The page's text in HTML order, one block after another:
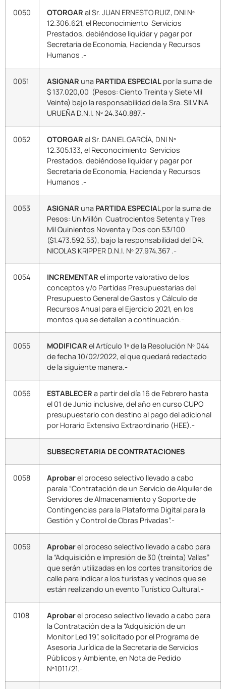
0050 OTORGAR al Sr. JUAN ERNESTO RUIZ, DNI Nº
12.306.621, el Reconocimiento Servicios
Prestados, debiéndose liquidar y pagar por
Secretaría de Economía, Hacienda y Recursos
Humanos .-
0051 ASIGNAR una PARTIDA ESPECIAL por la suma de
$ 137.020,00 (Pesos: Ciento Treinta y Siete Mil
Veinte) bajo la responsabilidad de la Sra. SILVINA
URUEÑA D.N.I. Nº 24.340.887.-
0052 OTORGAR al Sr. DANIEL GARCÍA, DNI Nº
12.305.133, el Reconocimiento Servicios
Prestados, debiéndose liquidar y pagar por
Secretaría de Economía, Hacienda y Recursos
Humanos .-
0053 ASIGNAR una PARTIDA ESPECIAL por la suma de
Pesos: Un Millón Cuatrocientos Setenta y Tres
Mil Quinientos Noventa y Dos con 53/100
($1.473.592,53), bajo la responsabilidad del DR.
NICOLAS KRIPPER D.N.I. Nº 27.974.367 .-
0054 INCREMENTAR el importe valorativo de los
conceptos y/o Partidas Presupuestarias del
Presupuesto General de Gastos y Cálculo de
Recursos Anual para el Ejercicio 2021, en los
montos que se detallan a continuación.-
0055 MODIFICAR el Artículo 1º de la Resolución Nº 044
de fecha 10/02/2022, el que quedará redactado
de la siguiente manera.-
0056 ESTABLECER a partir del día 16 de Febrero hasta
el 01 de Junio inclusive, del año en curso CUPO
presupuestario con destino al pago del adicional
por Horario Extensivo Extraordinario (HEE).-
SUBSECRETARIA DE CONTRATACIONES
0058 Aprobarel proceso selectivo llevado a cabo
parala “Contratación de un Servicio de Alquiler de
Servidores de Almacenamiento y Soporte de
Contingencias para la Plataforma Digital para la
Gestión y Control de Obras Privadas”.-
0059 Aprobarel proceso selectivo llevado a cabo para
la “Adquisición e Impresión de 30 (treinta) Vallas”
que serán utilizadas en los cortes transitorios de
calle para indicar a los turistas y vecinos que se
están realizando un evento Turístico Cultural.-
0108 Aprobarel proceso selectivo llevado a cabo para
la Contratación de a la “Adquisición de un
Monitor Led 19”, solicitado por el Programa de
Asesoría Jurídica de la Secretaria de Servicios
Públicos y Ambiente, en Nota de Pedido
Nº1011/21.-